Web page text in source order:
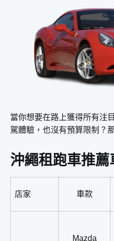
當你想要在路上獲得所有注
駕體驗，也沒有預算限制？
沖繩租跑車推
店家 車款
Mazda